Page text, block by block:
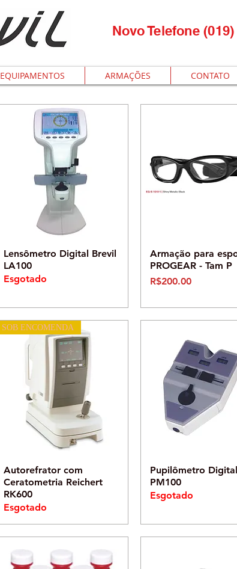
Novo Telefone
EQUIPAMENTOS ARMAÇÕES CONTATO
Visualização rápida
Lensômetro Digital Brevil
LA100
Esgotado
Visualização
Armação para
PROGEAR - Tam P
Preço
R$200.00
Visualização rápida
SOB ENCOMENDA
Autorefrator com
Ceratometria Reichert
RK600
Esgotado
Visualização
Pupilômetro
PM100
Esgotado